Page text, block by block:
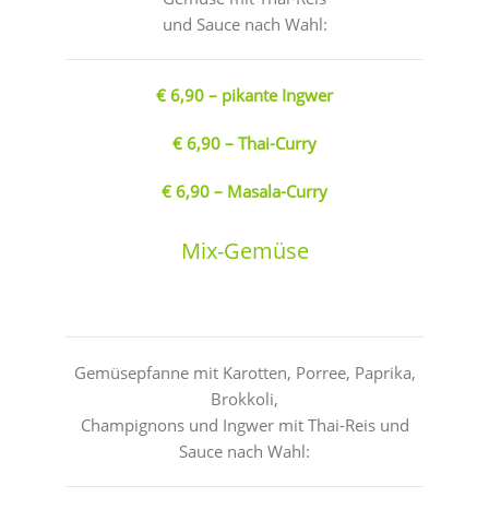
und Sauce nach Wahl:
€ 6,90 – pikante Ingwer
€ 6,90 – Thai-Curry
€ 6,90 – Masala-Curry
Mix-Gemüse
Gemüsepfanne mit Karotten, Porree, Paprika,
Brokkoli,
Champignons und Ingwer mit Thai-Reis und
Sauce nach Wahl: